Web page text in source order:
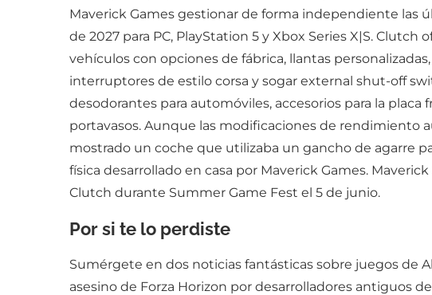
Maverick Games gestionar de forma independiente las
de 2027 para PC, PlayStation 5 y Xbox Series X|S.
vehículos con opciones de fábrica, llantas
interruptores de estilo corsa y sogar external shut-off
desodorantes para automóviles, accesorios para la
portavasos. Aunque las modificaciones de rendimiento
mostrado un coche que utilizaba un gancho de agarre
física desarrollado en casa por Maverick Games.
Clutch durante Summer Game Fest el 5 de junio.
Por si te lo perdiste
Sumérgete en dos noticias fantásticas sobre juegos de
asesino de Forza Horizon por desarrolladores antiguos